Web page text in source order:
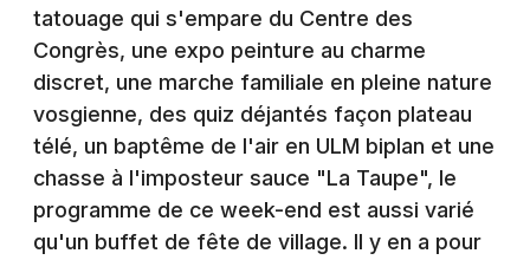
Sorties & loisirs
Agenda dans les Vosges
Agenda en Lorraine
Agenda dans le Grand Est
tatouage qui s'empare du Centre des
Congrès, une expo peinture au charme
discret, une marche familiale en pleine nature
vosgienne, des quiz déjantés façon plateau
télé, un baptême de l'air en ULM biplan et une
chasse à l'imposteur sauce "La Taupe", le
programme de ce week-end est aussi varié
qu'un buffet de fête de village. Il y en a pour